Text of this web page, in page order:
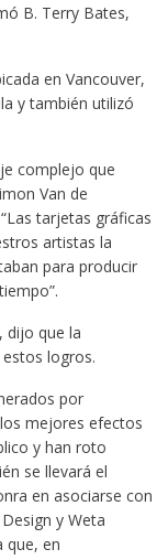
B. Terry Bates,
en Vancouver,
y también utilizó
complejo que
Van de
tarjetas gráficas
artistas la
para producir
dijo que la
logros.
por
mejores efectos
y han roto
se llevará el
en asociarse con
y Weta
que, en